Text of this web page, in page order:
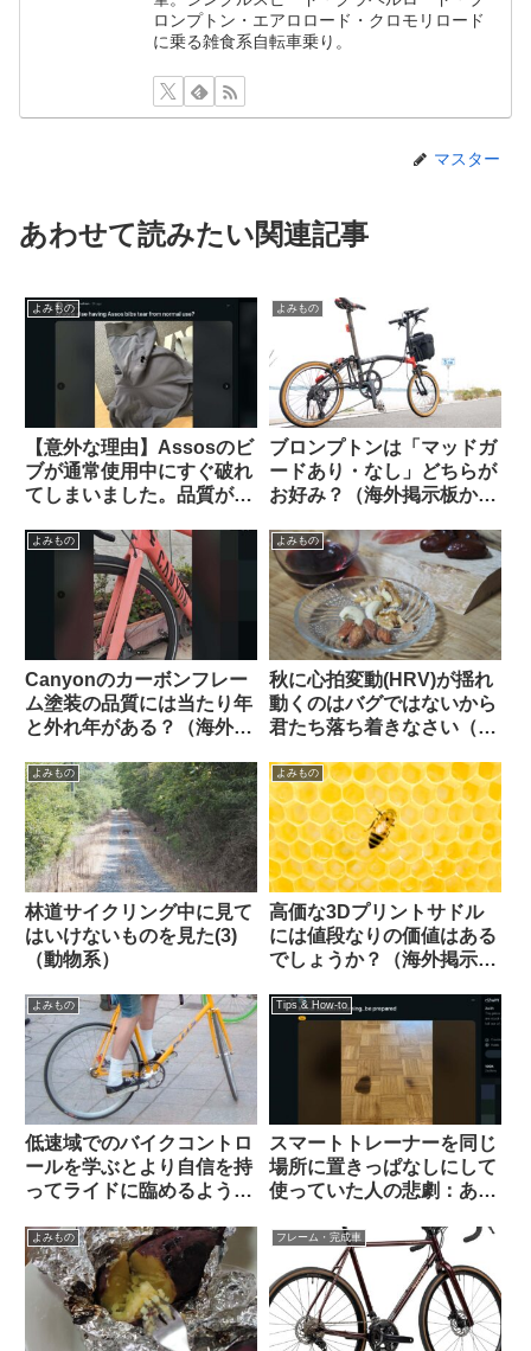
ロンプトン・エアロロード・クロモリロード
に乗る雑食系自転車乗り。
マスター
あわせて読みたい関連記事
よみもの
【意外な理由】Assosのビ
ブが通常使用中にすぐ破れ
てしまいました。品質が落
（海外掲示板から）
よみもの
ブロンプトンは「マッドガ
ードあり・なし」どちらが
お好み？（海外掲示板か
よみもの
Canyonのカーボンフレー
ム塗装の品質には当たり年
と外れ年がある？（海外掲
よみもの
秋に心拍変動(HRV)が揺れ
動くのはバグではないから
君たち落ち着きなさい（海
察）
よみもの
林道サイクリング中に見て
はいけないものを見た(3)
（動物系）
よみもの
高価な3Dプリントサドル
には値段なりの価値はある
でしょうか？（海外掲示板
よみもの
低速域でのバイクコントロ
ールを学ぶとより自信を持
ってライドに臨めるように
Tips & How-to
スマートトレーナーを同じ
場所に置きっぱなしにして
使っていた人の悲劇：あな
示板から）
よみもの フレーム・完成車